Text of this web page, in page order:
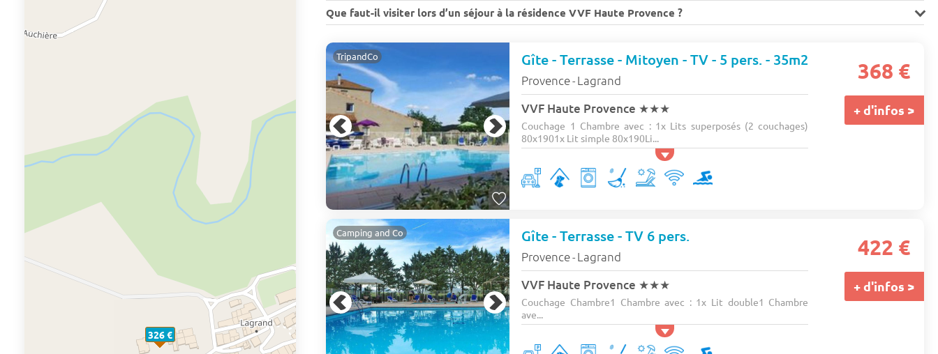
326 €
Que faut-il visiter lors d’un séjour à la résidence VVF Haute Provence ?
TripandCo Gîte - Terrasse - Mitoyen - TV - 5 pers. - 35m2
Provence- Lagrand
VVF Haute Provence ★★★
Couchage 1 Chambre avec : 1x Lits superposés (2 couchages)
80x1901x Lit simple 80x190Li...
368 €
+ d'infos >
Camping and Co Gîte - Terrasse - TV 6 pers.
Provence- Lagrand
VVF Haute Provence ★★★
Couchage Chambre1 Chambre avec : 1x Lit double1 Chambre
ave...
422 €
+ d'infos >